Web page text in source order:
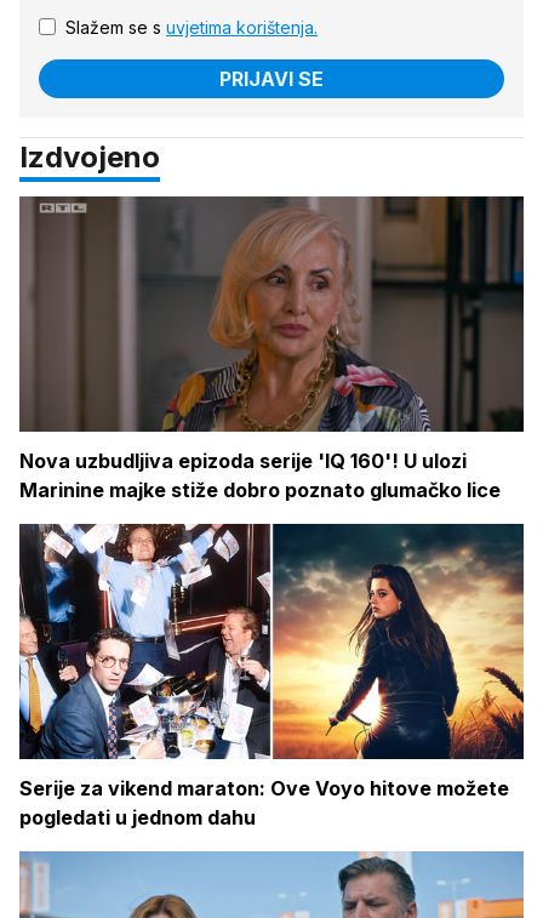
Slažem se s uvjetima korištenja.
PRIJAVI SE
Izdvojeno
Nova uzbudljiva epizoda serije 'IQ 160'! U ulozi
Marinine majke stiže dobro poznato glumačko lice
Serije za vikend maraton: Ove Voyo hitove možete
pogledati u jednom dahu